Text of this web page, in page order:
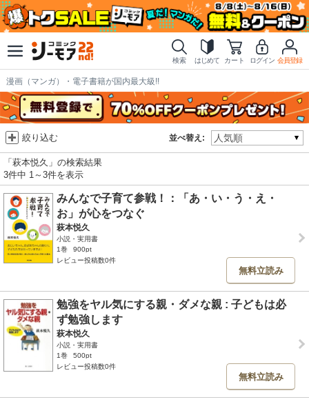
検索 はじめて カート ログイン 会員登録
漫画（マンガ）・電子書籍が国内最大級!!
並べ替え:
絞り込む
「萩本悦久」の検索結果
3件中 1～3件を表示
みんなで子育て参戦！：「あ・い・う・え・
お」が心をつなぐ
萩本悦久
小説・実用書
1巻
900pt
レビュー投稿数0件
無料立読み
勉強をヤル気にする親・ダメな親 : 子どもは必
ず勉強します
萩本悦久
小説・実用書
1巻
500pt
レビュー投稿数0件
無料立読み